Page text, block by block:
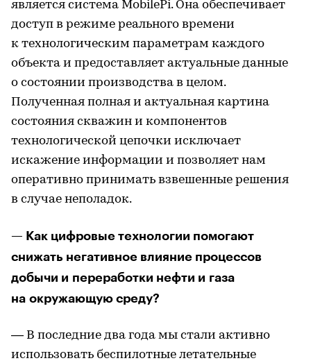
является система MobilePi. Она обеспечивает
доступ в режиме реального времени
к технологическим параметрам каждого
объекта и предоставляет актуальные данные
о состоянии производства в целом.
Полученная полная и актуальная картина
состояния скважин и компонентов
технологической цепочки исключает
искажение информации и позволяет нам
оперативно принимать взвешенные решения
в случае неполадок.
— Как цифровые технологии помогают
снижать негативное влияние процессов
добычи и переработки нефти и газа
на окружающую среду?
— В последние два года мы стали активно
использовать беспилотные летательные